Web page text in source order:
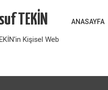
TEKİN
Kişisel Web
ANASAYFA